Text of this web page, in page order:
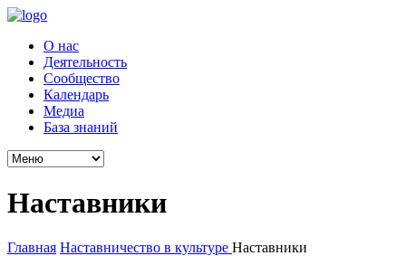
О нас
Деятельность
Сообщество
Календарь
Медиа
База знаний
Наставники
Главная Наставничество в культуре Наставники